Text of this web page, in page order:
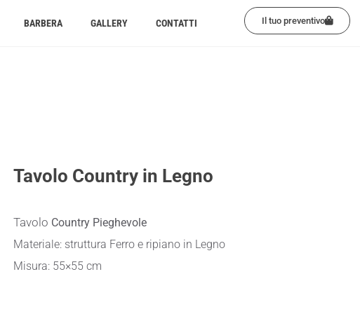
BARBERA GALLERY CONTATTI Il tuo preventivo
Tavolo Country in Legno
Tavolo Country Pieghevole
Materiale: struttura Ferro e ripiano in Legno
Misura: 55×55 cm